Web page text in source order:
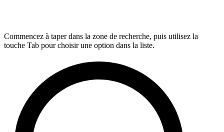
Commencez à taper dans la zone de recherche, puis utilisez la
touche Tab pour choisir une option dans la liste.